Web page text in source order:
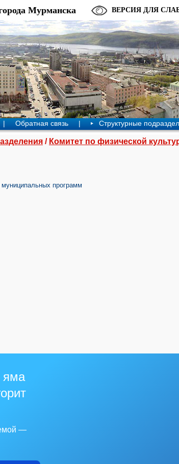
Мурманска ВЕРСИЯ ДЛЯ
| Обратная связь | Структурные
/ Комитет по физической
программ
яма
—